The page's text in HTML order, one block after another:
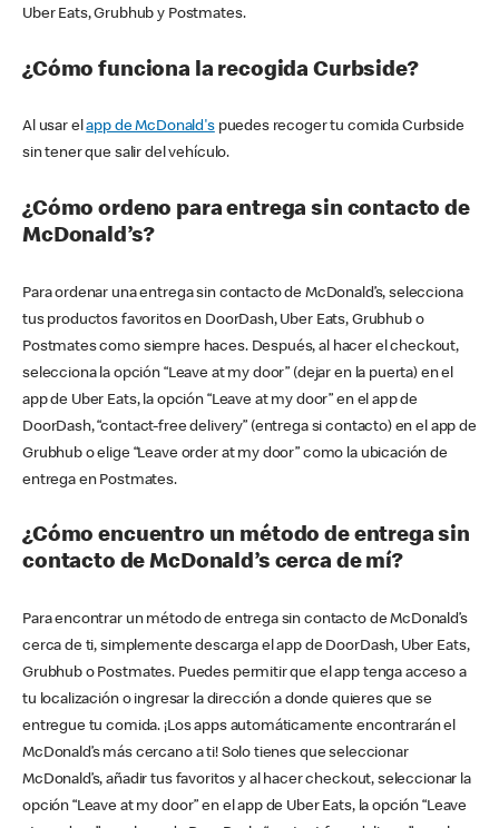
Uber Eats, Grubhub y Postmates.
¿Cómo funciona la recogida Curbside?
Al usar elapp de McDonald'spuedes recoger tu comida Curbside
sin tener que salir del vehículo.
¿Cómo ordeno para entrega sin contacto de
McDonald’s?
Para ordenar una entrega sin contacto de McDonald’s, selecciona
tus productos favoritos en DoorDash, Uber Eats, Grubhub o
Postmates como siempre haces. Después, al hacer el checkout,
selecciona la opción “Leave at my door” (dejar en la puerta) en el
app de Uber Eats, la opción “Leave at my door” en el app de
DoorDash, “contact-free delivery” (entrega si contacto) en el app de
Grubhub o elige “Leave order at my door” como la ubicación de
entrega en Postmates.
¿Cómo encuentro un método de entrega sin
contacto de McDonald’s cerca de mí?
Para encontrar un método de entrega sin contacto de McDonald’s
cerca de ti, simplemente descarga el app de DoorDash, Uber Eats,
Grubhub o Postmates. Puedes permitir que el app tenga acceso a
tu localización o ingresar la dirección a donde quieres que se
entregue tu comida. ¡Los apps automáticamente encontrarán el
McDonald’s más cercano a ti! Solo tienes que seleccionar
McDonald’s, añadir tus favoritos y al hacer checkout, seleccionar la
opción “Leave at my door” en el app de Uber Eats, la opción “Leave